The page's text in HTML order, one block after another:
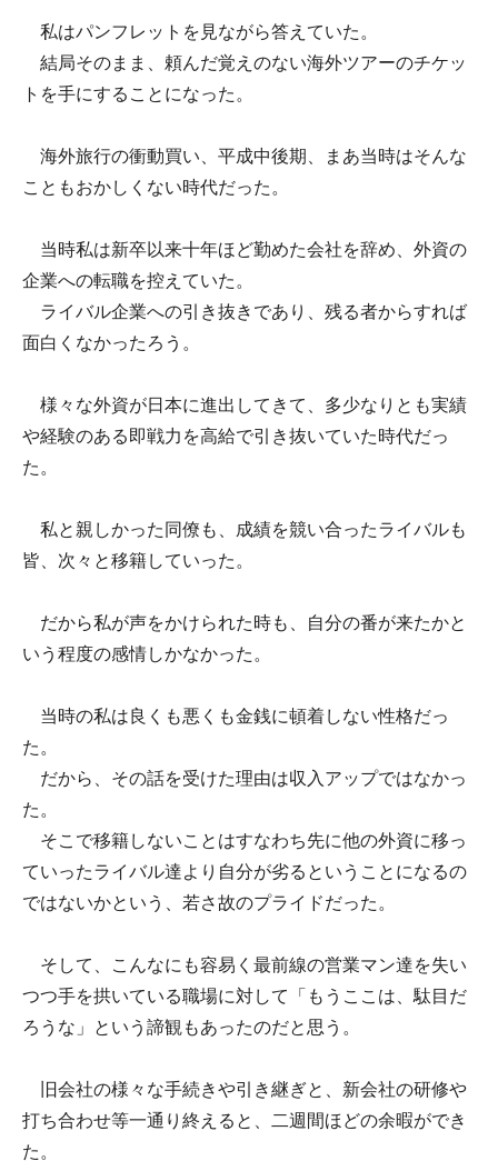
私はパンフレットを見ながら答えていた。
結局そのまま、頼んだ覚えのない海外ツアーのチケッ
トを手にすることになった。
海外旅行の衝動買い、平成中後期、まあ当時はそんな
こともおかしくない時代だった。
当時私は新卒以来十年ほど勤めた会社を辞め、外資の
企業への転職を控えていた。
ライバル企業への引き抜きであり、残る者からすれば
面白くなかったろう。
様々な外資が日本に進出してきて、多少なりとも実績
や経験のある即戦力を高給で引き抜いていた時代だっ
た。
私と親しかった同僚も、成績を競い合ったライバルも
皆、次々と移籍していった。
だから私が声をかけられた時も、自分の番が来たかと
いう程度の感情しかなかった。
当時の私は良くも悪くも金銭に頓着しない性格だっ
た。
だから、その話を受けた理由は収入アップではなかっ
た。
そこで移籍しないことはすなわち先に他の外資に移っ
ていったライバル達より自分が劣るということになるの
ではないかという、若さ故のプライドだった。
そして、こんなにも容易く最前線の営業マン達を失い
つつ手を拱いている職場に対して「もうここは、駄目だ
ろうな」という諦観もあったのだと思う。
旧会社の様々な手続きや引き継ぎと、新会社の研修や
打ち合わせ等一通り終えると、二週間ほどの余暇ができ
た。